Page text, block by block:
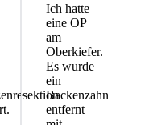
Ich hatte
eine OP
am
Oberkiefer.
Es wurde
ein
Backenzahn
entfernt